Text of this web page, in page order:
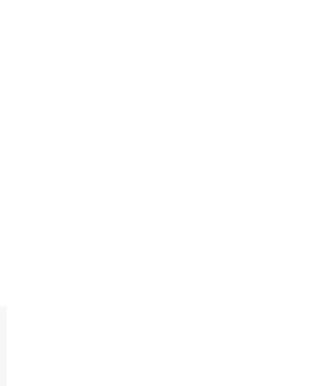
в корпуса, така че
да се регулира посоката
диаметър на монтаж от 6,8